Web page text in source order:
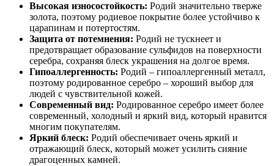
Высокая износостойкость: Родий значительно тверже
золота, поэтому родиевое покрытие более устойчиво к
царапинам и потертостям.
Защита от потемнения: Родий не тускнеет и
предотвращает образование сульфидов на поверхности
серебра, сохраняя блеск украшения на долгое время.
Гипоаллергенность: Родий – гипоаллергенный металл,
поэтому родированное серебро – хороший выбор для
людей с чувствительной кожей.
Современный вид: Родированное серебро имеет более
современный, холодный и яркий вид, который нравится
многим покупателям.
Яркий блеск: Родий обеспечивает очень яркий и
отражающий блеск, который может усилить сияние
драгоценных камней.